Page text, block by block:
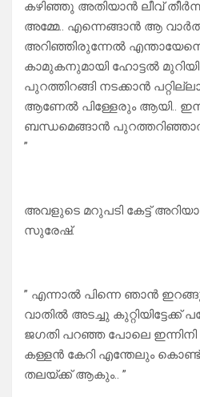
കഴിഞ്ഞു അതിയാൻ ലീവ്
അമ്മേ.. എന്നെങ്ങാൻ ആ
അറിഞ്ഞിരുന്നേൽ എന്തായേനെ..
കാമുകനുമായി ഹോട്ടൽ
പുറത്തിറങ്ങി നടക്കാൻ
ആണേൽ പിള്ളേരും ആയി..
ബന്ധമെങ്ങാൻ
”
അവളുടെ മറുപടി കേട്ട്
സുരേഷ്.
” എന്നാൽ പിന്നെ ഞാൻ
വാതിൽ അടച്ചു കുറ്റിയിട്ടേക്ക്
ജഗതി പറഞ്ഞ പോലെ
കള്ളൻ കേറി എന്തേലും
തലയ്ക്ക് ആകും.. ”